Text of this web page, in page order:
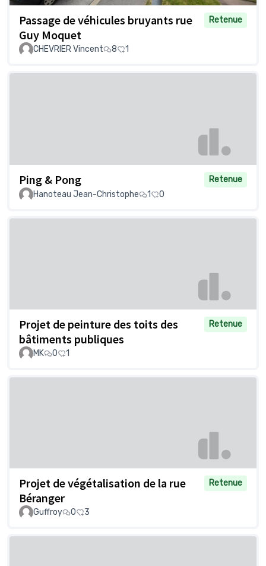
Passage de véhicules bruyants rue
Guy Moquet
Retenue
CHEVRIER Vincent 8 1
Ping & Pong
Retenue
Hanoteau Jean-Christophe
1 0
Projet de peinture des toits des
bâtiments publiques
Retenue
MK 0 1
Projet de végétalisation de la rue
Béranger
Retenue
Guffroy 0 3